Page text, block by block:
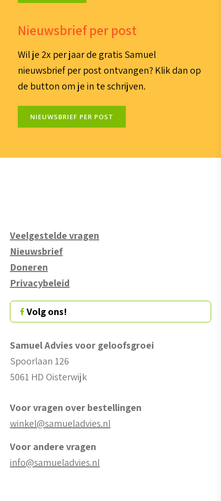
Nieuwsbrief per post
Wil je 2x per jaar de gratis Samuel
nieuwsbrief per post ontvangen? Klik dan op
de button om je in te schrijven.
NIEUWSBRIEF PER POST
Veelgestelde vragen
Nieuwsbrief
Doneren
Privacybeleid
Volg ons!
Samuel Advies voor geloofsgroei
Spoorlaan 126
5061 HD Oisterwijk
Voor vragen over bestellingen
winkel@samueladvies.nl
Voor andere vragen
info@samueladvies.nl